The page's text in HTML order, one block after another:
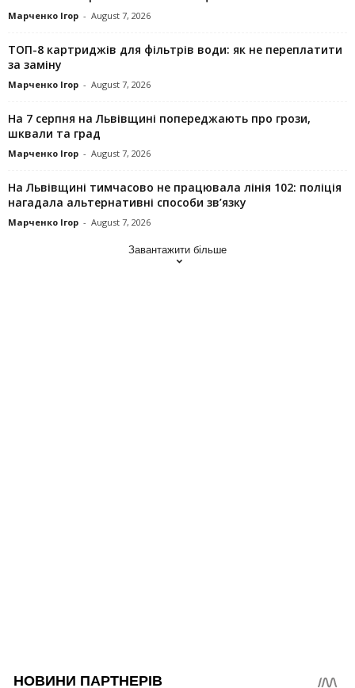
Марченко Ігор - August 7, 2026
ТОП-8 картриджів для фільтрів води: як не переплатити
за заміну
Марченко Ігор - August 7, 2026
На 7 серпня на Львівщині попереджають про грози,
шквали та град
Марченко Ігор - August 7, 2026
На Львівщині тимчасово не працювала лінія 102: поліція
нагадала альтернативні способи зв’язку
Марченко Ігор - August 7, 2026
Завантажити більше